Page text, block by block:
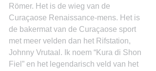
Römer. Het is de wieg van de
Curaçaose Renaissance-mens. Het is
de bakermat van de Curaçaose sport
met meer velden dan het Rifstation,
Johnny Vrutaal. Ik noem “Kura di Shon
Fiel” en het legendarisch veld van het